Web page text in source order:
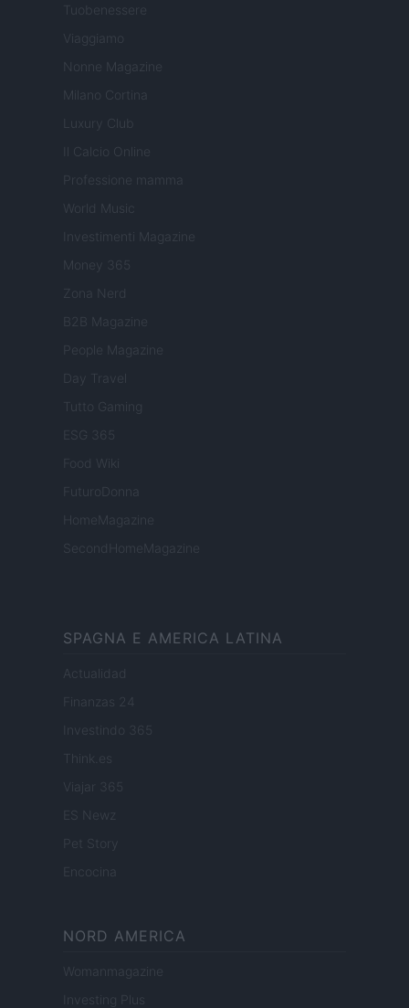
Tuobenessere
Viaggiamo
Nonne Magazine
Milano Cortina
Luxury Club
Il Calcio Online
Professione mamma
World Music
Investimenti Magazine
Money 365
Zona Nerd
B2B Magazine
People Magazine
Day Travel
Tutto Gaming
ESG 365
Food Wiki
FuturoDonna
HomeMagazine
SecondHomeMagazine
SPAGNA E AMERICA LATINA
Actualidad
Finanzas 24
Investindo 365
Think.es
Viajar 365
ES Newz
Encocina
NORD AMERICA
Womanmagazine
Investing Plus